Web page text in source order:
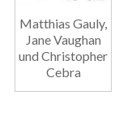
Matthias Gauly,
Jane Vaughan
und Christopher
Cebra